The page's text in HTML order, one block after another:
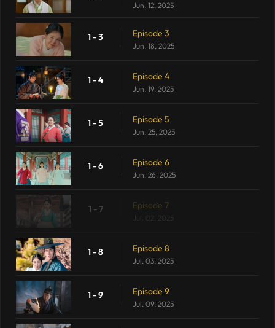
Jun. 12, 2025
1 - 3 Episode 3
Jun. 18, 2025
1 - 4 Episode 4
Jun. 19, 2025
1 - 5 Episode 5
Jun. 25, 2025
1 - 6 Episode 6
Jun. 26, 2025
1 - 7 Episode 7
1 - 8 Episode 8
Jul. 03, 2025
1 - 9 Episode 9
Jul. 09, 2025